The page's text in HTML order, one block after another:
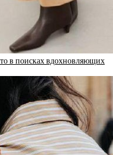
в поисках вдохновляющих